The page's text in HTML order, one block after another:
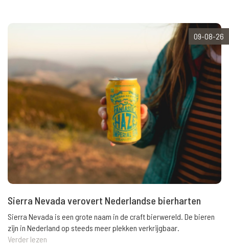
09-08-26
Sierra Nevada verovert Nederlandse bierharten
Sierra Nevada is een grote naam in de craft bierwereld. De bieren
zijn in Nederland op steeds meer plekken verkrijgbaar.
Verder lezen